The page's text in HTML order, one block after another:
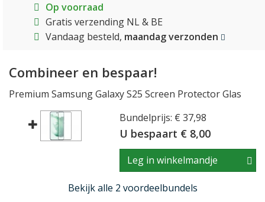
Op voorraad
Gratis verzending NL & BE
Vandaag besteld, maandag verzonden
Combineer en bespaar!
Premium Samsung Galaxy S25 Screen Protector Glas
Bundelprijs: € 37,98
U bespaart € 8,00
Leg in winkelmandje
Bekijk alle 2 voordeelbundels